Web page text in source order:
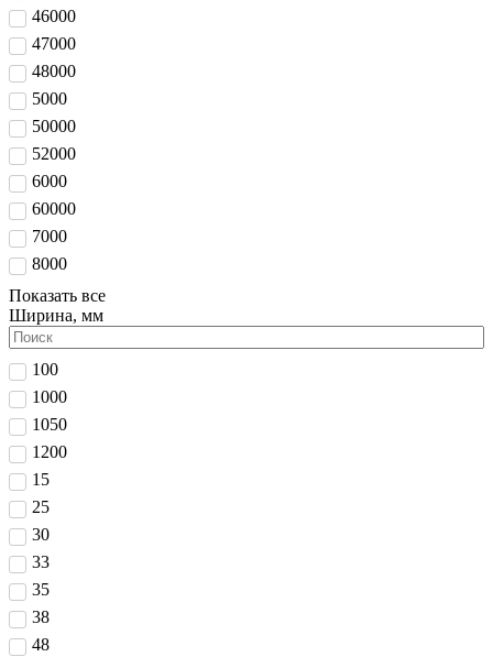
46000
47000
48000
5000
50000
52000
6000
60000
7000
8000
Показать все
Ширина, мм
100
1000
1050
1200
15
25
30
33
35
38
48